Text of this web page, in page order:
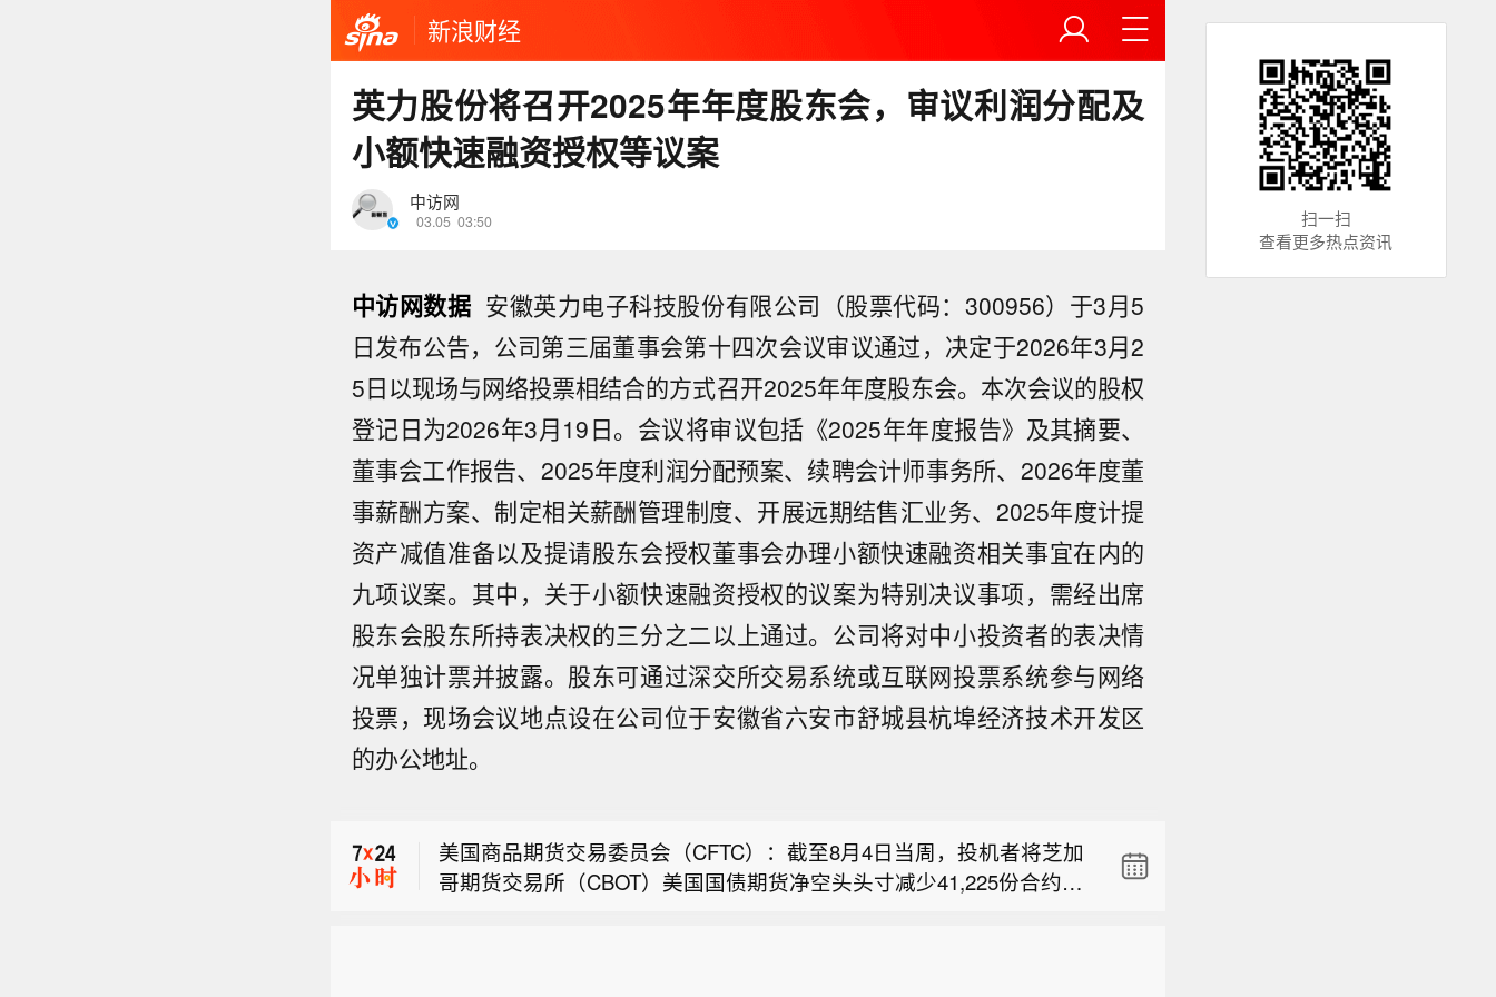
新浪财经
英力股份将召开2025年年度股东会，审议利润分配及
小额快速融资授权等议案
中访网
03.05 03:50
中访网数据 安徽英力电子科技股份有限公司（股票代码：300956）于3月5
日发布公告，公司第三届董事会第十四次会议审议通过，决定于2026年3月2
5日以现场与网络投票相结合的方式召开2025年年度股东会。本次会议的股权
登记日为2026年3月19日。会议将审议包括《2025年年度报告》及其摘要、
董事会工作报告、2025年度利润分配预案、续聘会计师事务所、2026年度董
事薪酬方案、制定相关薪酬管理制度、开展远期结售汇业务、2025年度计提
资产减值准备以及提请股东会授权董事会办理小额快速融资相关事宜在内的
九项议案。其中，关于小额快速融资授权的议案为特别决议事项，需经出席
股东会股东所持表决权的三分之二以上通过。公司将对中小投资者的表决情
况单独计票并披露。股东可通过深交所交易系统或互联网投票系统参与网络
投票，现场会议地点设在公司位于安徽省六安市舒城县杭埠经济技术开发区
的办公地址。
美国国务卿鲁比奥：在本届政府的领导下，我们已同其他国家签署 27
份关键矿产协议。
美国商品期货交易委员会（CFTC）：截至8月4日当周，投机者将芝加
哥期货交易所（CBOT）美国国债期货净空头头寸减少41,225份合约，
至176,272份合约。将CBOT美国2年期国债期货净空头头寸减少120,34
6份合约，至1,004,228份合约。将CBOT美国5年期国债期货净空头头寸
长期国债期货净空头头寸减少5,723份合约，至314,985份合约。
美国商品期货交易委员会：干预行动后，对冲基金日元空头押注减
半。
美国商品期货交易委员会（CFTC）：截至8月4日当周，投机者将芝加
哥期货交易所（CBOT）美国国债期货净空头头寸减少41,225份合约，
扫一扫
查看更多热点资讯